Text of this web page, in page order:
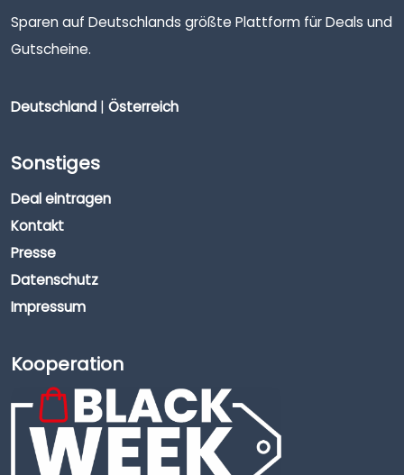
Sparen auf Deutschlands größte Plattform für Deals und
Gutscheine.
Deutschland | Österreich
Sonstiges
Deal eintragen
Kontakt
Presse
Datenschutz
Impressum
Kooperation